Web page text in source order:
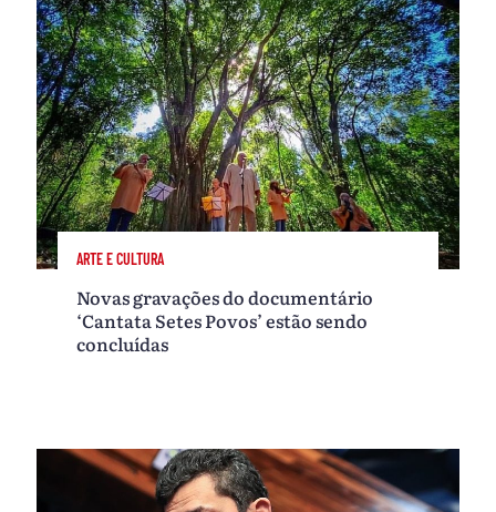
ARTE E CULTURA
Novas gravações do documentário
‘Cantata Setes Povos’ estão sendo
concluídas